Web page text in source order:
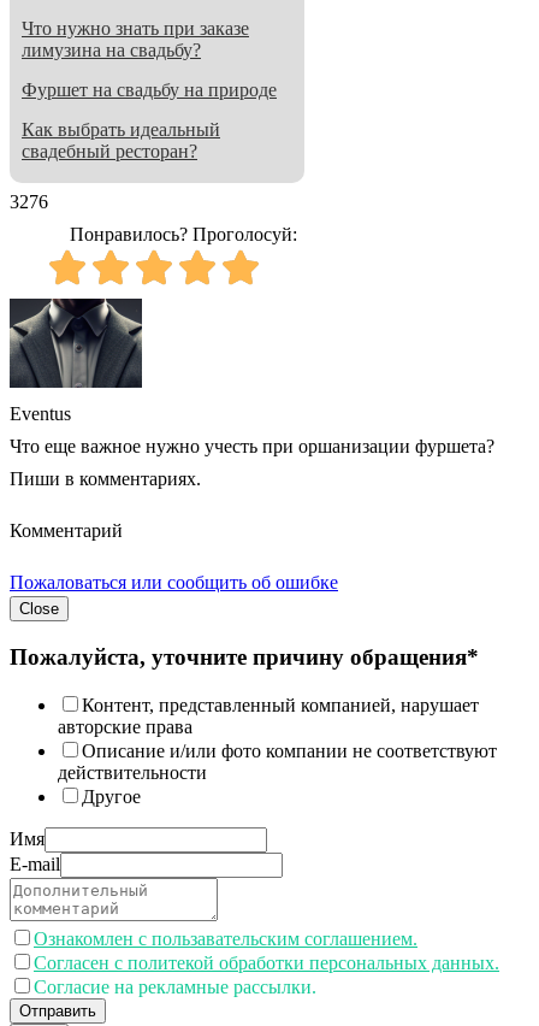
Что нужно знать при заказе
лимузина на свадьбу?
Фуршет на свадьбу на природе
Как выбрать идеальный
свадебный ресторан?
3276
Понравилось? Проголосуй:
Eventus
Что еще важное нужно учесть при оршанизации фуршета?
Пиши в комментариях.
Комментарий
Пожаловаться или сообщить об ошибке
Close
Пожалуйста, уточните причину обращения*
Контент, представленный компанией, нарушает
авторские права
Описание и/или фото компании не соответствуют
действительности
Другое
Имя
E-mail
Ознакомлен с пользавательским соглашением.
Согласен с политекой обработки персональных данных.
Согласие на рекламные рассылки.
Отправить